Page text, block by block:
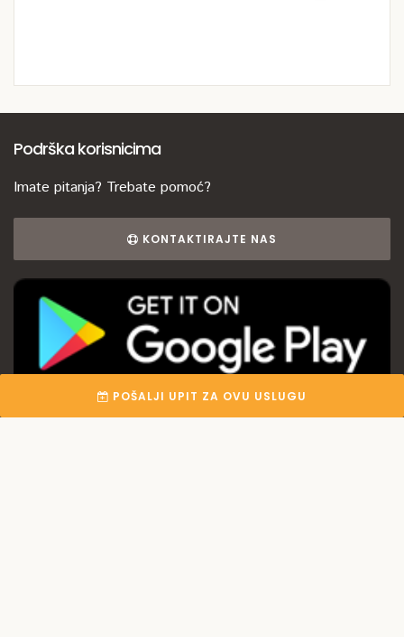
POŠALJI UPIT ZA OVU USLUGU
Podrška korisnicima
Imate pitanja? Trebate pomoć?
KONTAKTIRAJTE NAS
Korisnički centar